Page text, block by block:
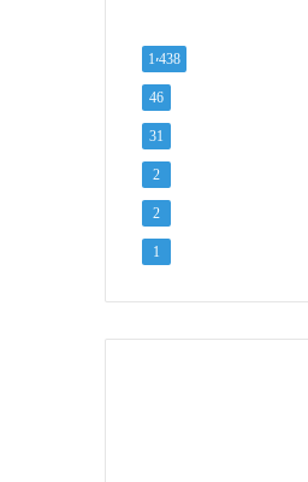
1٬438
46
31
2
2
1